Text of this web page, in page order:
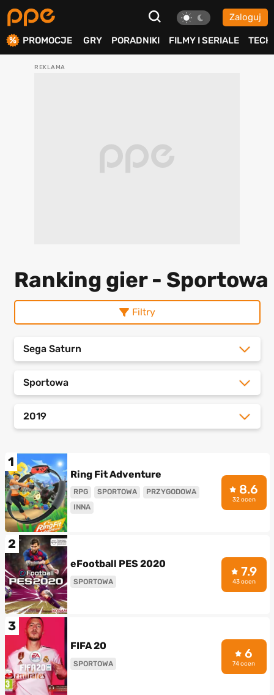
Zaloguj
PROMOCJE GRY PORADNIKI FILMY I SERIALE TECH
Ranking gier - Sportowa
Filtry
Sega Saturn
Sportowa
2019
1
Ring Fit Adventure
RPG SPORTOWA
PRZYGODOWA
INNA
8.6
32 ocen
2
eFootball PES 2020
SPORTOWA
7.9
43 ocen
3
FIFA 20
SPORTOWA
6
74 ocen